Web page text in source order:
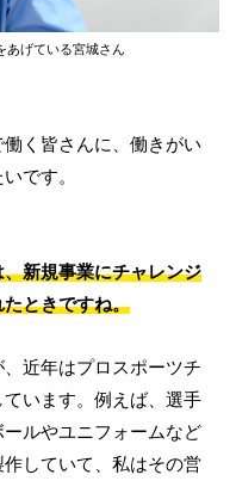
あげている宮城さん
く皆さんに、働きがい
です。
新規事業にチャレンジ
ときですね。
近年はプロスポーツチ
います。例えば、選手
ルやユニフォームなど
していて、私はその営